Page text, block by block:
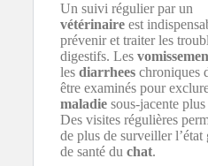
Un suivi régulier par un
vétérinaire est
prévenir et traiter les
digestifs. Les
les diarrhees chroniques
être examinés pour
maladie sous-jacente
Des visites régulières
de plus de surveiller l’état
de santé du chat.